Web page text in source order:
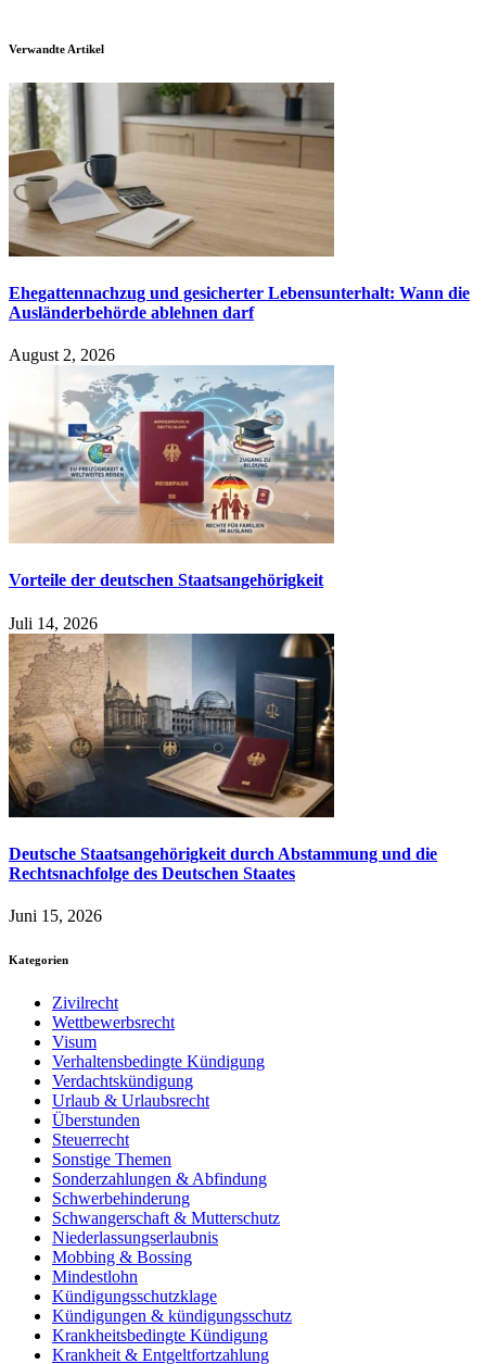
Verwandte Artikel
Ehegattennachzug und gesicherter Lebensunterhalt: Wann die
Ausländerbehörde ablehnen darf
August 2, 2026
Vorteile der deutschen Staatsangehörigkeit
Juli 14, 2026
Deutsche Staatsangehörigkeit durch Abstammung und die
Rechtsnachfolge des Deutschen Staates
Juni 15, 2026
Kategorien
Zivilrecht
Wettbewerbsrecht
Visum
Verhaltensbedingte Kündigung
Verdachtskündigung
Urlaub & Urlaubsrecht
Überstunden
Steuerrecht
Sonstige Themen
Sonderzahlungen & Abfindung
Schwerbehinderung
Schwangerschaft & Mutterschutz
Niederlassungserlaubnis
Mobbing & Bossing
Mindestlohn
Kündigungsschutzklage
Kündigungen & kündigungsschutz
Krankheitsbedingte Kündigung
Krankheit & Entgeltfortzahlung